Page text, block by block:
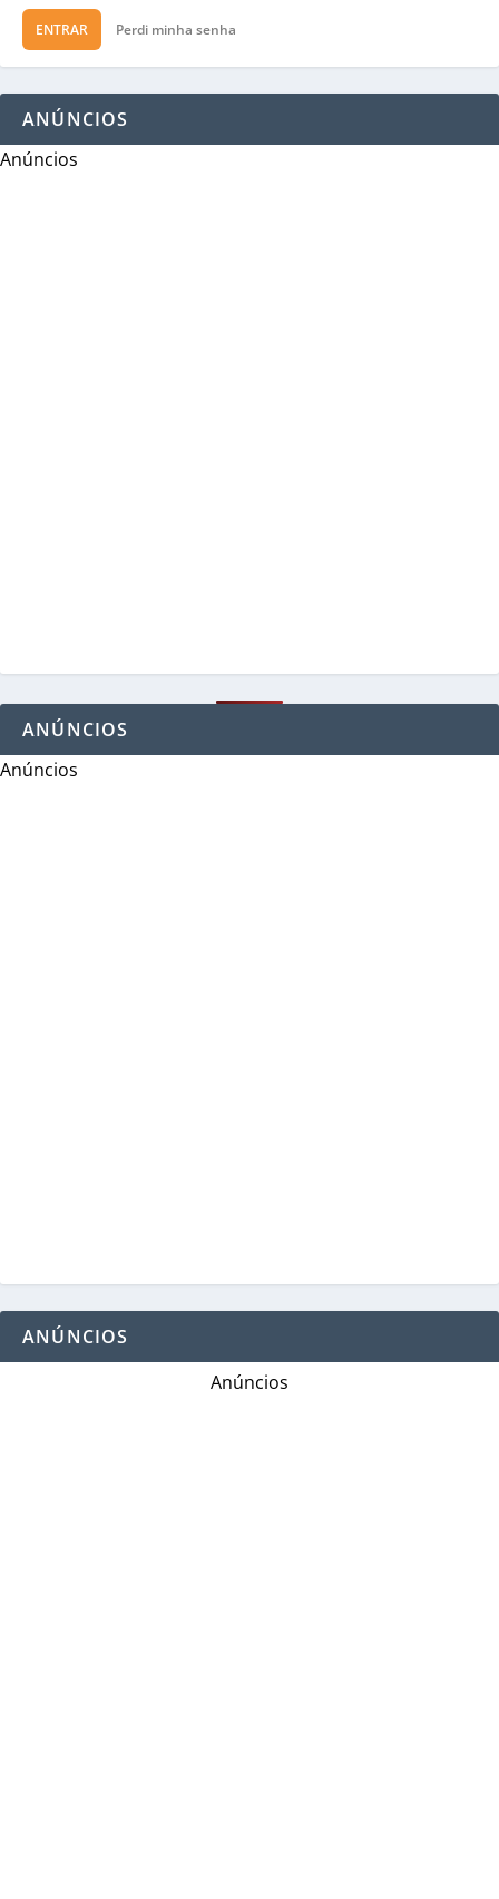
ENTRAR Perdi minha senha
ANÚNCIOS
Anúncios
ANÚNCIOS
Anúncios
ANÚNCIOS
Anúncios